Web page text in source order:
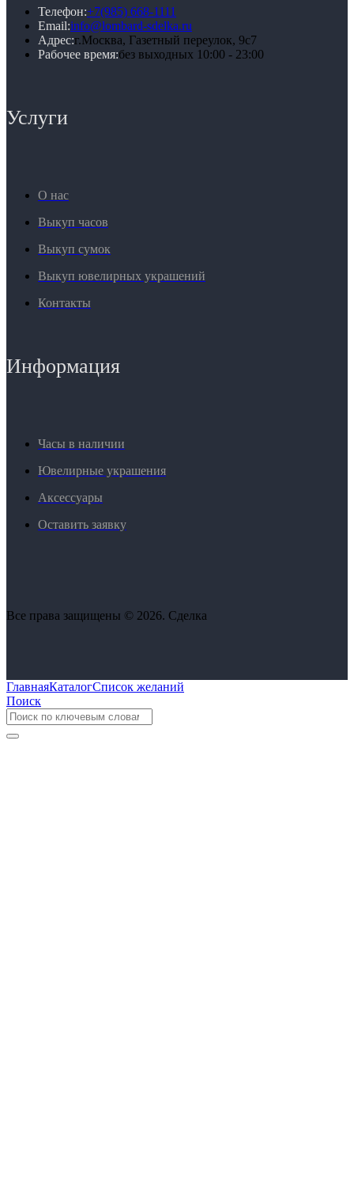
Телефон:+7(985) 668-1111
Email:info@lombard-sdelka.ru
Адрес:г.Москва, Газетный переулок, 9с7
Рабочее время:без выходных 10:00 - 23:00
Услуги
О нас
Выкуп часов
Выкуп сумок
Выкуп ювелирных украшений
Контакты
Информация
Часы в наличии
Ювелирные украшения
Аксессуары
Оставить заявку
Все права защищены © 2026. Сделка
ГлавнаяКаталогСписок желаний
Поиск